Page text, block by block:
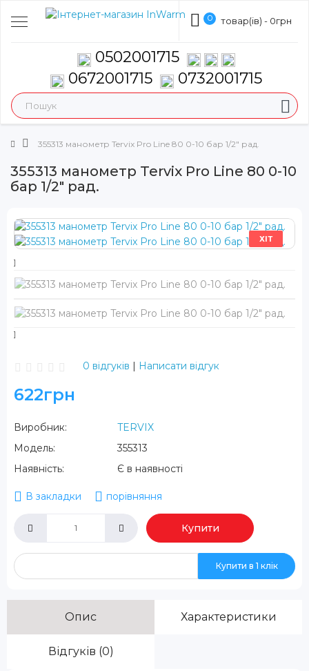
0 товар(ів) - 0грн
0502001715
0672001715
0732001715
355313 манометр Tervix Pro Line 80 0-10 бар 1/2" рад.
355313 манометр Tervix Pro Line 80 0-10
бар 1/2" рад.
ХІТ
0 відгуків | Написати відгук
622грн
Виробник:
TERVIX
Модель:
355313
Наявність:
Є в наявності
В закладки порівняння
Купити
Купити в 1 клік
Опис Характеристики
Відгуків (0)